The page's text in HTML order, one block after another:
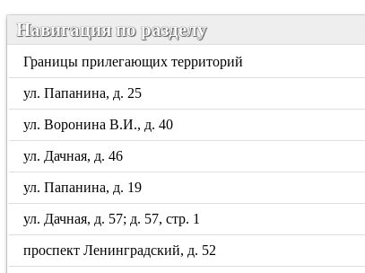
Навигация по разделу
Границы прилегающих территорий
ул. Папанина, д. 25
ул. Воронина В.И., д. 40
ул. Дачная, д. 46
ул. Папанина, д. 19
ул. Дачная, д. 57; д. 57, стр. 1
проспект Ленинградский, д. 52